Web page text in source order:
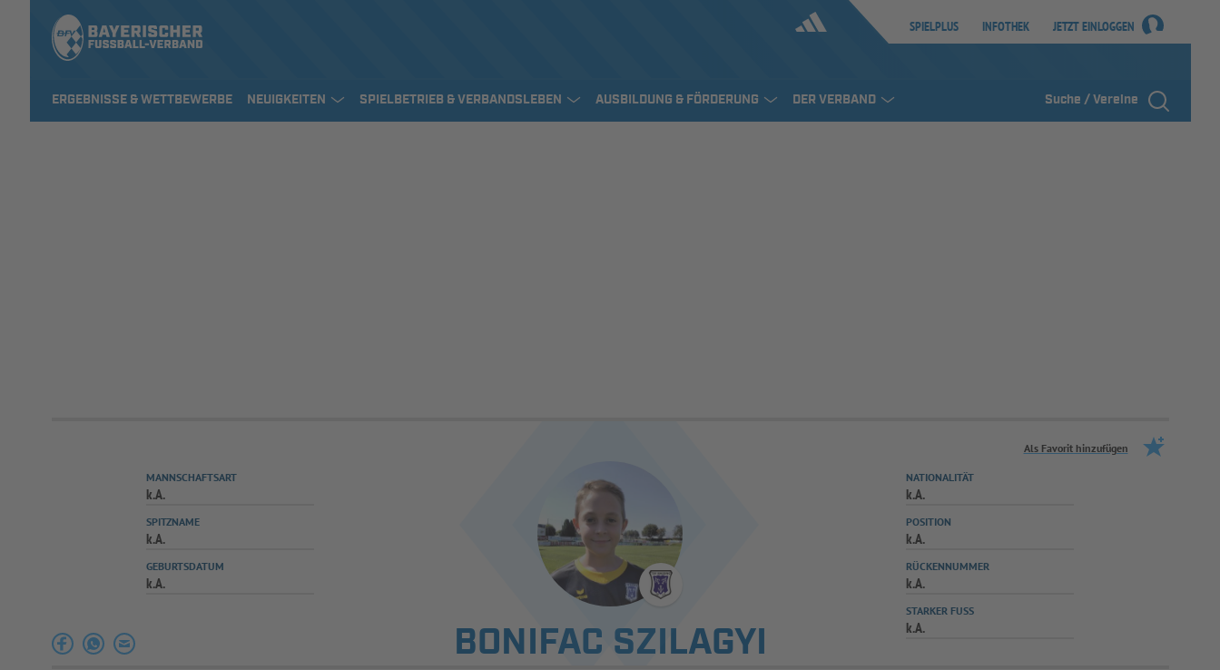
SPIELPLUS INFOTHEK JETZT EINLOGGEN
ERGEBNISSE & WETTBEWERBE NEUIGKEITEN SPIELBETRIEB & VERBANDSLEBEN AUSBILDUNG & FÖRDERUNG DER VERBAND Suche / Vereine
Als Favorit hinzufügen
BONIFAC SZILAGYI
MANNSCHAFTSART
k.A.
SPITZNAME
k.A.
GEBURTSDATUM
k.A.
NATIONALITÄT
k.A.
POSITION
k.A.
RÜCKENNUMMER
k.A.
STARKER FUSS
k.A.